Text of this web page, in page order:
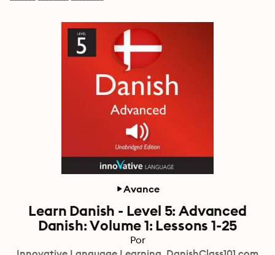
Avance
Learn Danish - Level 5: Advanced
Danish: Volume 1: Lessons 1-25
Por